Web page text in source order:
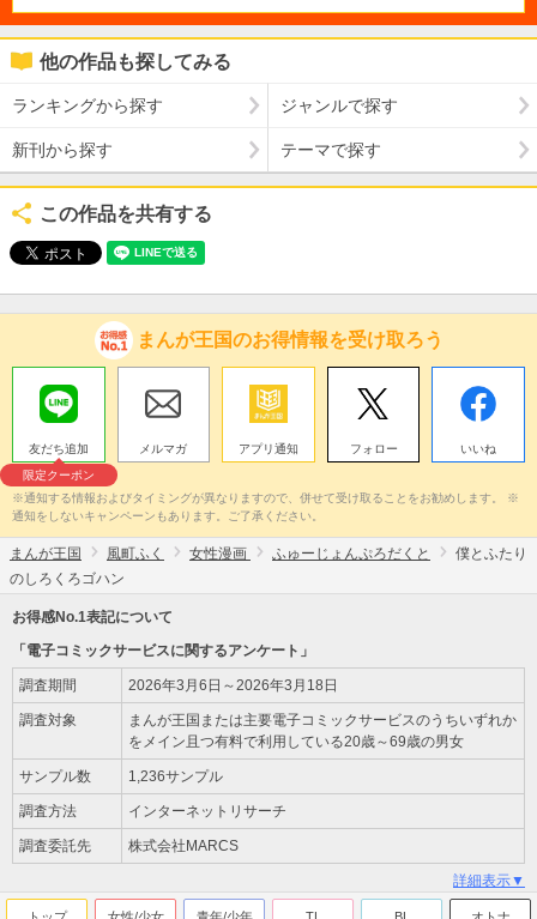
他の作品も探してみる
ランキングから探す ジャンルで探す
新刊から探す テーマで探す
この作品を共有する
まんが王国のお得情報を受け取ろう
友だち追加
限定クーポン
メルマガ アプリ通知 フォロー いいね
※通知する情報およびタイミングが異なりますので、併せて受け取ることをお勧めします。 ※
通知をしないキャンペーンもあります。ご了承ください。
まんが王国 風町ふく 女性漫画 ふゅーじょんぷろだくと
僕とふたり
のしろくろゴハン
お得感No.1表記について
「電子コミックサービスに関するアンケート」
調査期間 2026年3月6日～2026年3月18日
調査対象
まんが王国または主要電子コミックサービスのうちいずれか
をメイン且つ有料で利用している20歳～69歳の男女
サンプル数 1,236サンプル
調査方法 インターネットリサーチ
調査委託先 株式会社MARCS
詳細表示▼